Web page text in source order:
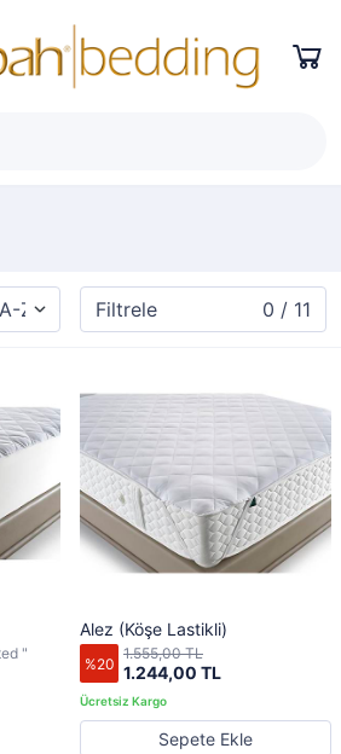
Filtrele 0 / 11
"
Alez (Köşe Lastikli)
%20 1.244,00 TL
1.555,00 TL
Sepete Ekle